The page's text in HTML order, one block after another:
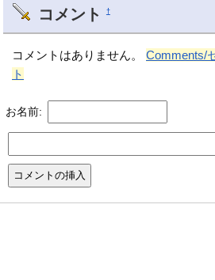
コメント †
コメントはありません。Comments/
ト
お名前: